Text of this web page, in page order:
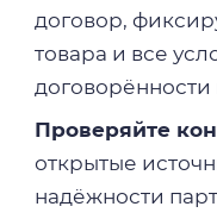
договор,
товара и все
договорённости
Проверяйте
открытые
надёжности